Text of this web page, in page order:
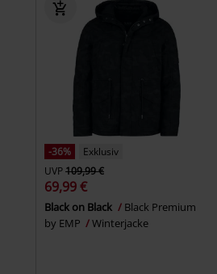
-36%
Exklusiv
UVP109,99 €
69,99 €
Black on Black
Black Premium
by EMP
Winterjacke